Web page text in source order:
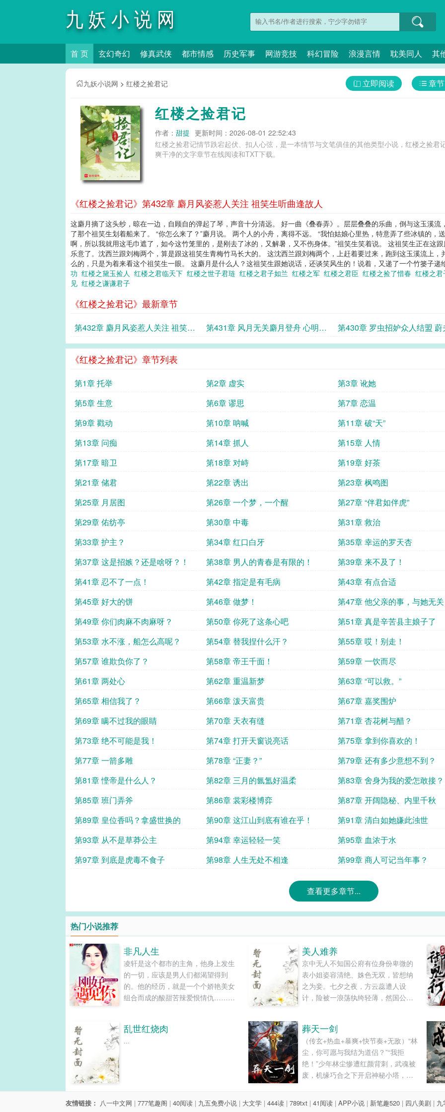
九妖小说网
首 页 玄幻奇幻 修真武侠 都市情感 历史军事 网游竞技 科幻冒险 浪漫言情 耽美同人 其
九妖小说网 > 红楼之捡君记 章
立即阅读
红楼之捡君记
作者： 甜提 更新时间：2026-08-01 22:52:43
红楼之捡君记情节跌宕起伏、扣人心弦，是一本情节与文笔俱佳的其他类型小说，红楼之捡
爽干净的文字章节在线阅读和TXT下载。
《红楼之捡君记》第432章 麝月风姿惹人关注 祖笑生听曲逢故人
这麝月摘了这头纱，晾在一边，自顾自的弹起了琴，声音十分清远。 好一曲《叠春弄》。层层叠叠的乐曲，倒与这玉溪
了那个祖笑生划着船来了。 “你怎么来了？”麝月说。 两个人的小舟，离得不远。 “我怕姑娘心里热，特意弄了些冰镇的，
啊，所以我就用这毛巾遮了，如今这竹笼里的，是刚去了冰的，又解暑，又不伤身体。”祖笑生笑着说。 这祖笑生正在这
乐意了。沈西兰跟刘梅两个，算是跟这祖笑生青梅竹马长大的。 这沈西兰跟刘梅两个，上赶着要过来，跑到这玉溪流上
么的，只是为着来看这个祖笑生一眼。 这麝月是什么人？这祖笑生跟她说话，还谈笑风生的！说着，又递了一个竹篓子
功 红楼之黛玉捡人 红楼之君临天下 红楼之世子君琏 红楼之君子如兰 红楼之军 红楼之君臣 红楼之捡了惜春 红楼之
见 红楼之谦谦君子
《红楼之捡君记》最新章节
第432章 麝月风姿惹人关注 祖笑生
听曲逢故人
第431章 风月无关麝月登舟 心明眼
亮容颜嫉恨
第430章 罗虫招妒众人结盟 蔚
伤悲受排挤
《红楼之捡君记》章节列表
第1章 托举 第2章 虚实
第3章 讹她
第5章 生意
第6章 谬思
第7章 恋温
第9章 戳动
第10章 呐喊
第11章 破“天”
第13章 问痴
第14章 抓人
第15章 人情
第17章 暗卫
第18章 对峙
第19章 好茶
第21章 储君
第22章 诱出
第23章 枫鸣图
第25章 月居图
第26章 一个梦，一个醒
第27章 “伴君如伴虎”
第29章 佑纺亭
第30章 中毒
第31章 救治
第33章 护主？
第34章 红口白牙
第35章 幸运的罗天杏
第37章 这是招嫉？还是啥呀？！
第38章 男人的青春是有限的！
第39章 来不及了！
第41章 忍不了一点！
第42章 指定是有毛病
第43章 有点合适
第45章 好大的饼
第46章 做梦！
第47章 他父亲的事，与她无关
第49章 你们肉麻不肉麻呀？
第50章 你死了这条心吧
第51章 真是辛苦县主娘子了
第53章 水不涨，船怎么高呢？
第54章 替我捏什么汗？
第55章 哎！别走！
第57章 谁欺负你了？
第58章 帝王千面！
第59章 一饮而尽
第61章 两处心
第62章 重温新梦
第63章 “可以救。”
第65章 相信我了？
第66章 泼天富贵
第67章 嘉奖围炉
第69章 瞒不过我的眼睛
第70章 天衣有缝
第71章 杏花树与醋？
第73章 绝不可能是我！
第74章 打开天窗说亮话
第75章 拿到你喜欢的！
第77章 一箭多雕
第78章 “正妻？”
第79章 还有多少意想不到？
第81章 悭帝是什么人？
第82章 三月的氤氲好温柔
第83章 舍身为我的爱怎敢接？
第85章 班门弄斧
第86章 裳彩楼博弈
第87章 开阔隐秘、内里千秋
第89章 皇位香吗？拿盛世换的
第90章 这江山到底有谁在乎！
第91章 清白如她嫌此浊世
第93章 从不是草莽公主
第94章 幸运轻轻一笑
第95章 血浓于水
第97章 到底是虎毒不食子
第98章 人生无处不相逢 第99章 商人可记当年事？
查看更多章节...
热门小说推荐
非凡人生
凌轩是这个都市的主角，他身上发生
的一切，应该是男人们都渴望得到
的。他的经历，就是一个个娇艳美女
组合而成的酸甜苦辣爱恨情仇……
美人难养
京中无人不知国公府有位身份卑微的
表小姐姿容清绝、姝色无双，皆想纳
之为妾。七夕之夜，方云蕊遭人设
计，险被一浪荡纨绔轻薄，然国公府
乱世红烧肉
...
葬天一剑
（传玄+热血+暴爽+快节奏+无敌）“林
尘，你可愿与我结为道侣？”“我拒
绝！”少年林尘惨遭红颜背刺，武魂被
废，机缘巧合之下开启神秘小塔，进
到女帝凶猛，予取予求，林尘被迫沦
为炉鼎！绝望之际，林尘觉醒至尊神
友情链接： 八一中文网 | 777笔趣阁 | 40阅读 | 九五免费小说 | 大文学 | 444读 | 789txt | 41阅读 | APP小说 | 新笔趣520 | 四八美剧 | 九